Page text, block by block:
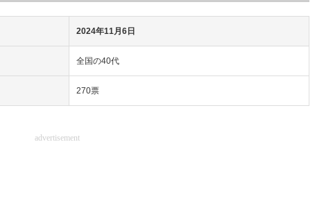
2024年11月6日
全国の40代
270票
advertisement